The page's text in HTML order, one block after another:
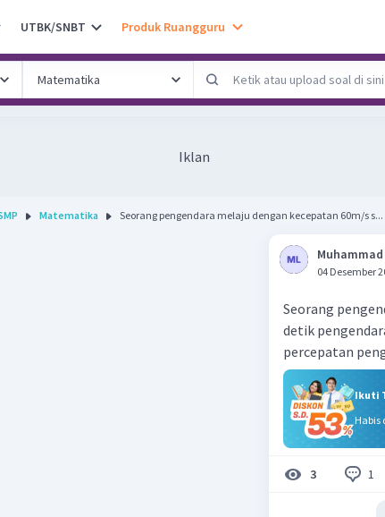
UTBK/SNBT Produk Ruangguru
Iklan
Matematika Seorang pengendara melaju dengan kecepatan 60m/s s...
Muhammad
04 Desember
Seorang
detik
percepatan
Ikuti
Habis
3 1